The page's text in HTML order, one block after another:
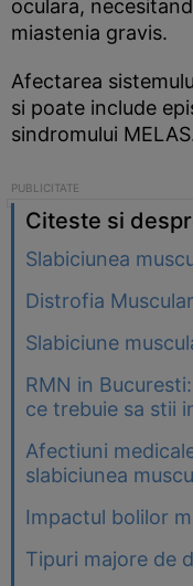
oculara,
miastenia gravis.
Afectarea
si poate include
sindromului
Citeste si
Slabiciunea
Distrofia
Slabiciune
RMN in
ce trebuie sa stii
Afectiuni
slabiciunea
Impactul bolilor
Tipuri majore de